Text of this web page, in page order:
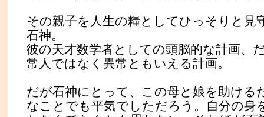
その親子を人生の糧としてひっそりと見
石神。
彼の天才数学者としての頭脳的な計画、
常人ではなく異常ともいえる計画。
だが石神にとって、この母と娘を助ける
なことでも平気でしただろう。自分の身